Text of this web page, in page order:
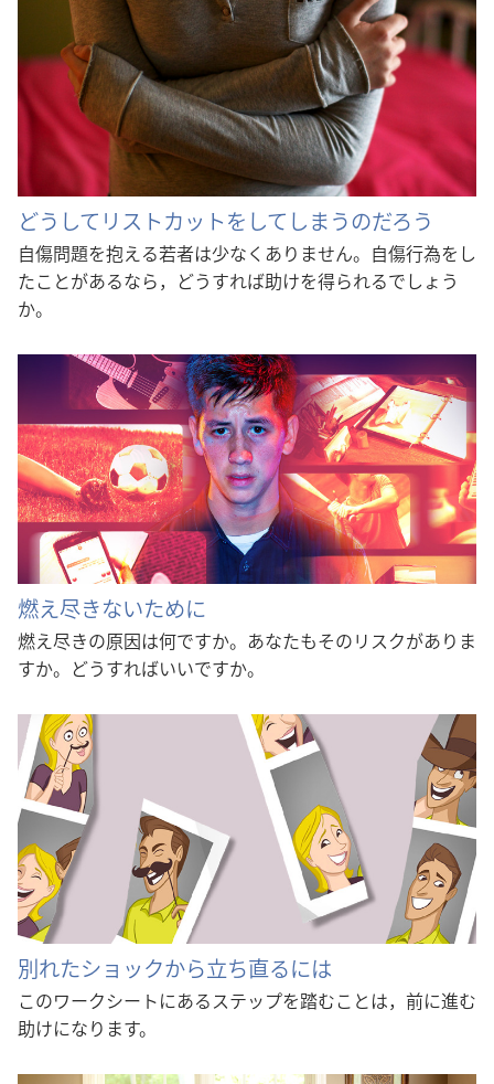
どうしてリストカットをしてしまうのだろう
自傷問題を抱える若者は少なくありません。自傷行為をし
たことがあるなら，どうすれば助けを得られるでしょう
か。
燃え尽きないために
燃え尽きの原因は何ですか。あなたもそのリスクがありま
すか。どうすればいいですか。
別れたショックから立ち直るには
このワークシートにあるステップを踏むことは，前に進む
助けになります。